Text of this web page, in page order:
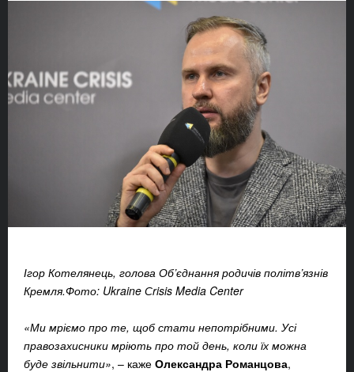
Ігор Котелянець, голова Об’єднання родичів політв’язнів
Кремля.Фото: Ukraine Сrisis Media Center
«Ми мріємо про те, щоб стати непотрібними. Усі
правозахисники мріють про той день, коли їх можна
буде звільнити», – каже Олександра Романцова,